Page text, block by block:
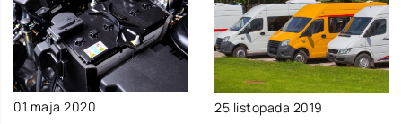
01 maja 2020 25 listopada 2019